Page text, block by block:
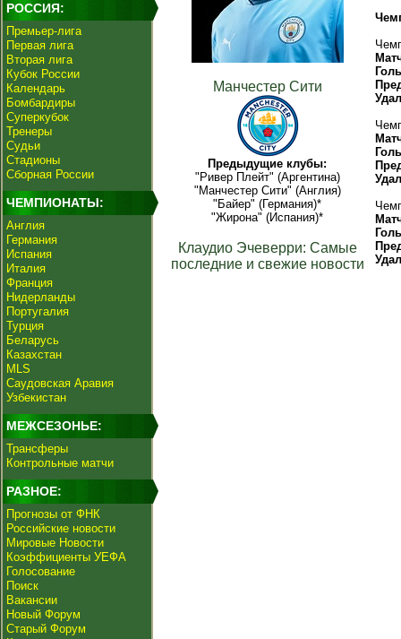
РОССИЯ:
Премьер-лига
Первая лига
Вторая лига
Кубок России
Календарь
Бомбардиры
Суперкубок
Тренеры
Судьи
Стадионы
Сборная России
ЧЕМПИОНАТЫ:
Англия
Германия
Испания
Италия
Франция
Нидерланды
Португалия
Турция
Беларусь
Казахстан
MLS
Саудовская Аравия
Узбекистан
МЕЖСЕЗОНЬЕ:
Трансферы
Контрольные матчи
РАЗНОЕ:
Прогнозы от ФНК
Российские новости
Мировые Новости
Коэффициенты УЕФА
Голосование
Поиск
Вакансии
Новый Форум
Старый Форум
Манчестер Сити
Предыдущие клубы:
"Ривер Плейт" (Аргентина)
"Манчестер Сити" (Англия)
"Байер" (Германия)*
"Жирона" (Испания)*
Клаудио Эчеверри: Самые
последние и свежие новости